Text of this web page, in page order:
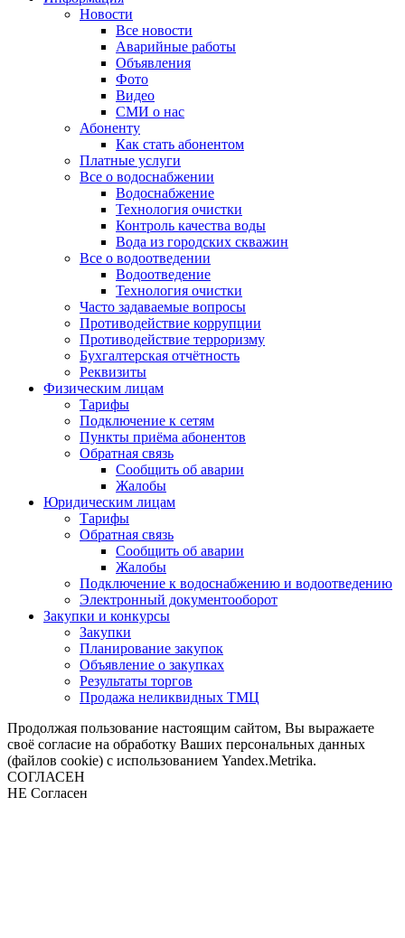
Новости
Все новости
Аварийные работы
Объявления
Фото
Видео
СМИ о нас
Абоненту
Как стать абонентом
Платные услуги
Все о водоснабжении
Водоснабжение
Технология очистки
Контроль качества воды
Вода из городских скважин
Все о водоотведении
Водоотведение
Технология очистки
Часто задаваемые вопросы
Противодействие коррупции
Противодействие терроризму
Бухгалтерская отчётность
Реквизиты
Физическим лицам
Тарифы
Подключение к сетям
Пункты приёма абонентов
Обратная связь
Сообщить об аварии
Жалобы
Юридическим лицам
Тарифы
Обратная связь
Сообщить об аварии
Жалобы
Подключение к водоснабжению и водоотведению
Электронный документооборот
Закупки и конкурсы
Закупки
Планирование закупок
Объявление о закупках
Результаты торгов
Продажа неликвидных ТМЦ
Продолжая пользование настоящим сайтом, Вы выражаете
своё согласие на обработку Ваших персональных данных
(файлов cookie) с использованием Yandex.Metrika.
СОГЛАСЕН
НЕ Согласен